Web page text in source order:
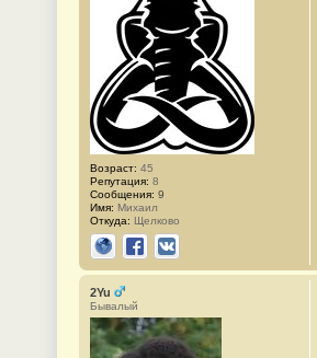
Возраст: 45
Репутация: 8
Сообщения: 9
Имя: Михаил
Откуда: Щелково
СайтFacebookВКонтакте
2Yu
Бывалый